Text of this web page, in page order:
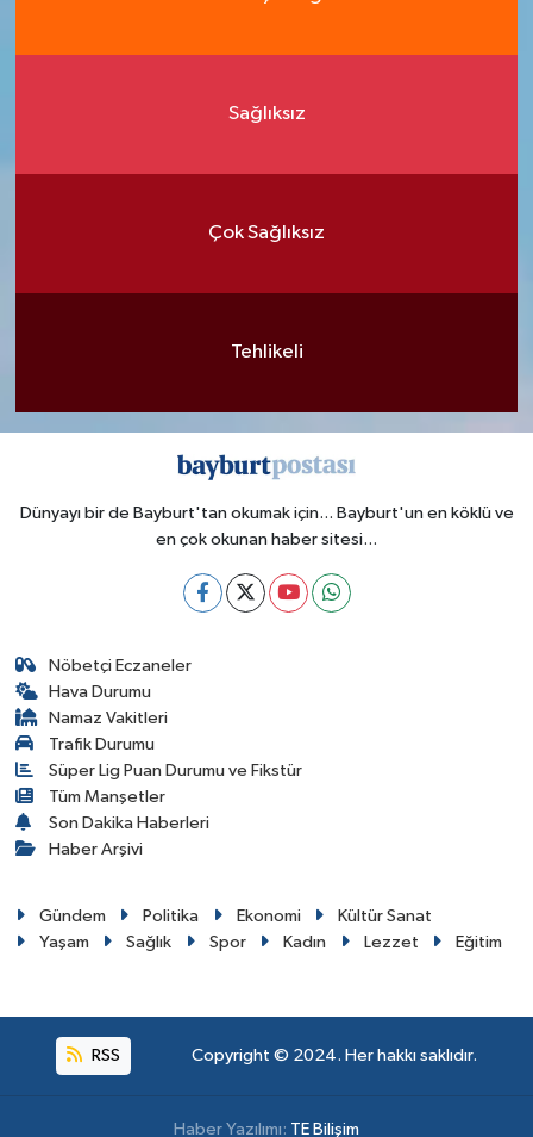
Sağlıksız
Çok Sağlıksız
Tehlikeli
Dünyayı bir de Bayburt'tan okumak için... Bayburt'un en köklü ve
en çok okunan haber sitesi...
Nöbetçi Eczaneler
Hava Durumu
Namaz Vakitleri
Trafik Durumu
Süper Lig Puan Durumu ve Fikstür
Tüm Manşetler
Son Dakika Haberleri
Haber Arşivi
Gündem Politika Ekonomi
Kültür Sanat
Yaşam
Sağlık Spor Kadın Lezzet Eğitim
RSS Copyright © 2024. Her hakkı saklıdır.
Haber Yazılımı: TE Bilişim